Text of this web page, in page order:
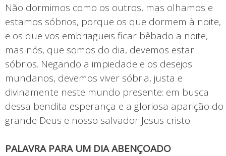
Não dormimos como os outros, mas olhamos e
estamos sóbrios, porque os que dormem à noite,
e os que vos embriagueis ficar bêbado a noite,
mas nós, que somos do dia, devemos estar
sóbrios. Negando a impiedade e os desejos
mundanos, devemos viver sóbria, justa e
divinamente neste mundo presente: em busca
dessa bendita esperança e a gloriosa aparição do
grande Deus e nosso salvador Jesus cristo.
PALAVRA PARA UM DIA ABENÇOADO